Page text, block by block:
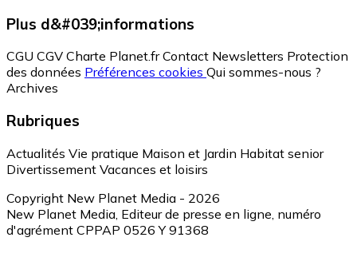
Plus d&#039;informations
CGU CGV Charte Planet.fr Contact Newsletters Protection
des données Préférences cookies Qui sommes-nous ?
Archives
Rubriques
Actualités Vie pratique Maison et Jardin Habitat senior
Divertissement Vacances et loisirs
Copyright New Planet Media - 2026
New Planet Media, Editeur de presse en ligne, numéro
d'agrément CPPAP 0526 Y 91368